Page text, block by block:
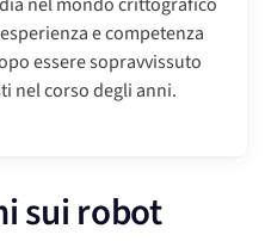
e competenza
essere sopravvissuto
nel corso degli anni.
sui robot